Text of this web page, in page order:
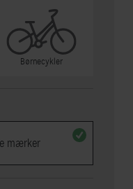
Børnecykler
mærker